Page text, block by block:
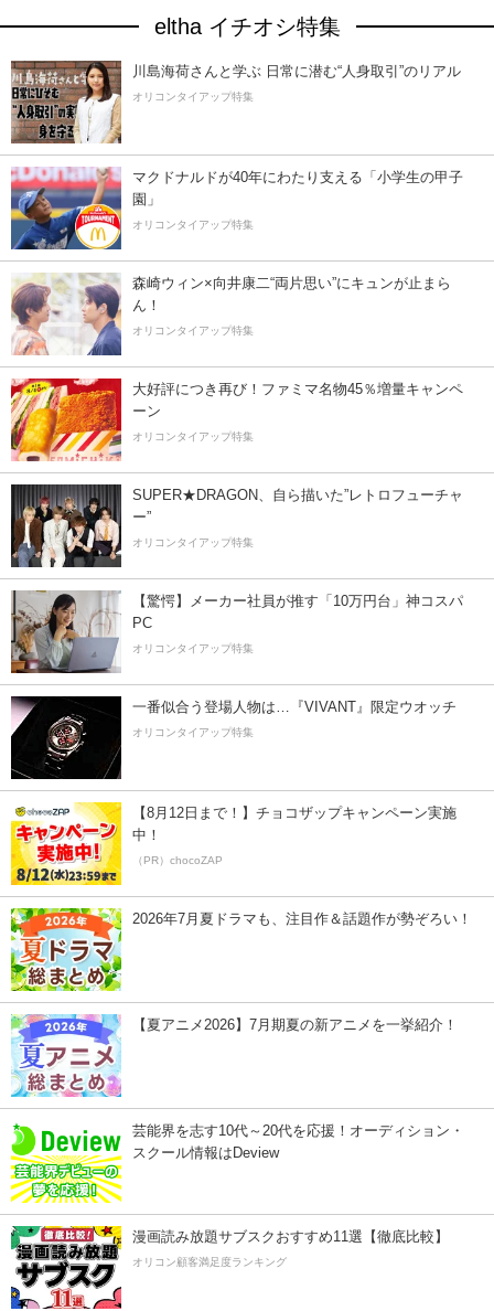
eltha イチオシ特集
川島海荷さんと学ぶ 日常に潜む“人身取引”のリアル
オリコンタイアップ特集
マクドナルドが40年にわたり支える「小学生の甲子
園」
オリコンタイアップ特集
森崎ウィン×向井康二“両片思い”にキュンが止まら
ん！
オリコンタイアップ特集
大好評につき再び！ファミマ名物45％増量キャンペ
ーン
オリコンタイアップ特集
SUPER★DRAGON、自ら描いた”レトロフューチャ
ー”
オリコンタイアップ特集
【驚愕】メーカー社員が推す「10万円台」神コスパ
PC
オリコンタイアップ特集
一番似合う登場人物は…『VIVANT』限定ウオッチ
オリコンタイアップ特集
【8月12日まで！】チョコザップキャンペーン実施
中！
（PR）chocoZAP
2026年7月夏ドラマも、注目作＆話題作が勢ぞろい！
【夏アニメ2026】7月期夏の新アニメを一挙紹介！
芸能界を志す10代～20代を応援！オーディション・
スクール情報はDeview
漫画読み放題サブスクおすすめ11選【徹底比較】
オリコン顧客満足度ランキング